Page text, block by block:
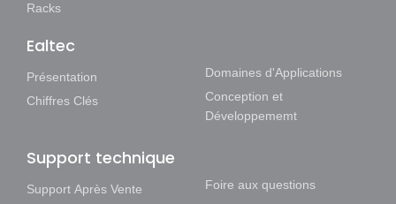
Racks
Ealtec
Présentation
Chiffres Clés
Domaines d'Applications
Conception et
Développememt
Support technique
Support Après Vente
Foire aux questions